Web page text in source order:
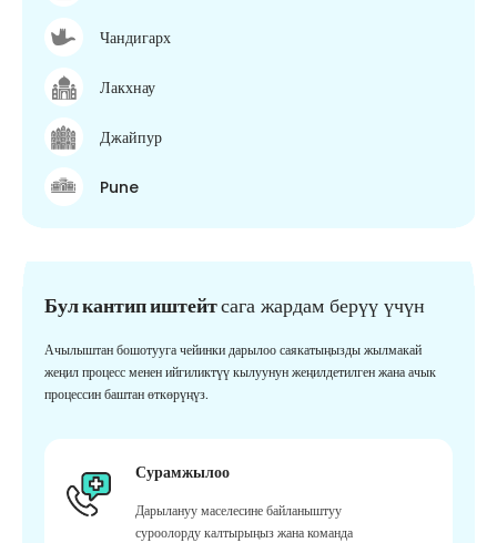
Чандигарх
Лакхнау
Джайпур
Pune
Бул кантип иштейтсага жардам берүү үчүн
Ачылыштан бошотууга чейинки дарылоо саякатыңызды жылмакай
жеңил процесс менен ийгиликтүү кылуунун жеңилдетилген жана ачык
процессин баштан өткөрүңүз.
Сурамжылоо
Дарылануу маселесине байланыштуу
суроолорду калтырыңыз жана команда